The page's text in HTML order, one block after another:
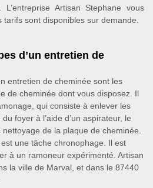
Artisan Stephane vous
sont disponibles sur demande.
d’un entretien de
entretien de cheminée sont les
de cheminée dont vous disposez. Il
qui consiste à enlever les
foyer à l’aide d’un aspirateur, le
de la plaque de cheminée.
est une tâche chronophage. Il est
à un ramoneur expérimenté. Artisan
la ville de Marval, et dans le 87440